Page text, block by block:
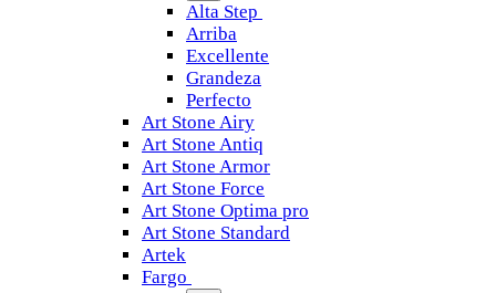
Alta Step
Arriba
Excellente
Grandeza
Perfecto
Art Stone Airy
Art Stone Antiq
Art Stone Armor
Art Stone Force
Art Stone Optima pro
Art Stone Standard
Artek
Fargo